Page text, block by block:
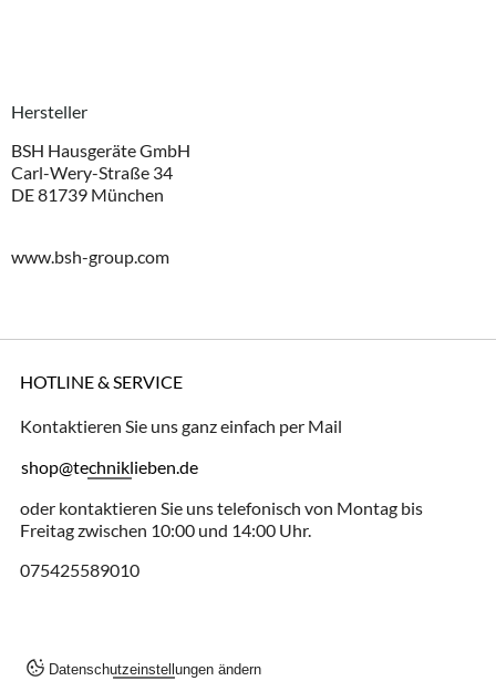
Hersteller
BSH Hausgeräte GmbH
Carl-Wery-Straße 34
DE 81739 München
www.bsh-group.com
HOTLINE & SERVICE
Kontaktieren Sie uns ganz einfach per Mail
shop@techniklieben.de
oder kontaktieren Sie uns telefonisch von Montag bis
Freitag zwischen 10:00 und 14:00 Uhr.
075425589010
Datenschutzeinstellungen ändern